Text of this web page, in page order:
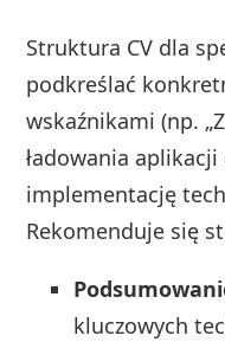
Struktura CV dla
podkreślać
wskaźnikami (np.
ładowania aplikacji
implementację
Rekomenduje się
kluczowych